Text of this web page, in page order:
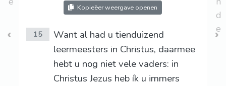
Kopieëer weergave openen
15
Want al had u tienduizend
leermeesters in Christus, daarmee
hebt u nog niet vele vaders: in
Christus Jezus heb ík u immers
d
e